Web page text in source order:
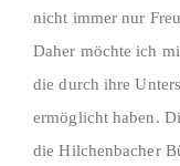
nicht immer nur
Daher möchte ich
die durch ihre
ermöglicht haben.
die Hilchenbacher